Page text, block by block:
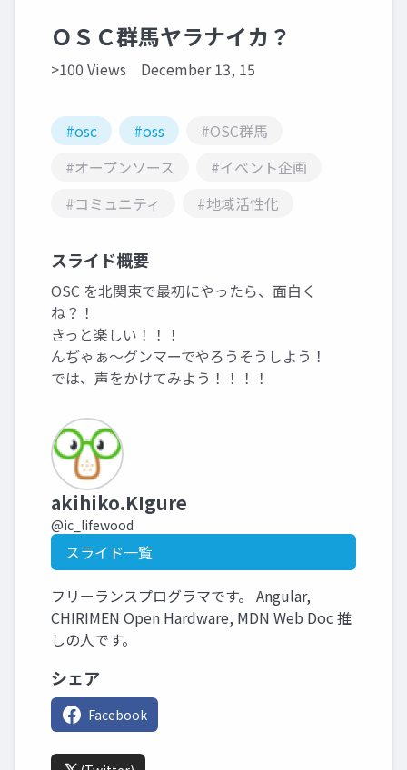
ＯＳＣ群馬ヤラナイカ？
>100 Views December 13, 15
#osc #oss
#OSC群馬
#オープンソース
#イベント企画
#コミュニティ
#地域活性化
スライド概要
OSC を北関東で最初にやったら、面白く
ね？！
きっと楽しい！！！
んぢゃぁ～グンマーでやろうそうしよう！
では、声をかけてみよう！！！！
akihiko.KIgure
@ic_lifewood
スライド一覧
フリーランスプログラマです。 Angular,
CHIRIMEN Open Hardware, MDN Web Doc 推
しの人です。
シェア
Facebook